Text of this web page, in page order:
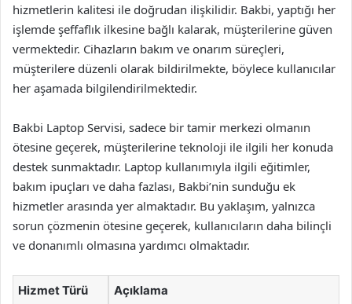
hizmetlerin kalitesi ile doğrudan ilişkilidir. Bakbi, yaptığı her
işlemde şeffaflık ilkesine bağlı kalarak, müşterilerine güven
vermektedir. Cihazların bakım ve onarım süreçleri,
müşterilere düzenli olarak bildirilmekte, böylece kullanıcılar
her aşamada bilgilendirilmektedir.
Bakbi Laptop Servisi, sadece bir tamir merkezi olmanın
ötesine geçerek, müşterilerine teknoloji ile ilgili her konuda
destek sunmaktadır. Laptop kullanımıyla ilgili eğitimler,
bakım ipuçları ve daha fazlası, Bakbi’nin sunduğu ek
hizmetler arasında yer almaktadır. Bu yaklaşım, yalnızca
sorun çözmenin ötesine geçerek, kullanıcıların daha bilinçli
ve donanımlı olmasına yardımcı olmaktadır.
Hizmet Türü Açıklama